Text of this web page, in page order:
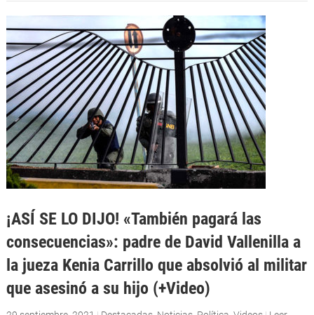
¡ASÍ SE LO DIJO! «También pagará las
consecuencias»: padre de David Vallenilla a
la jueza Kenia Carrillo que absolvió al militar
que asesinó a su hijo (+Video)